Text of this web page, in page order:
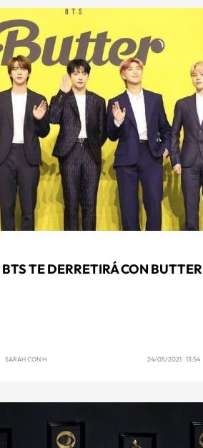
BTS TE DERRETIRÁ CON BUTTER
SARAH CON H 24/05/2021 13:54